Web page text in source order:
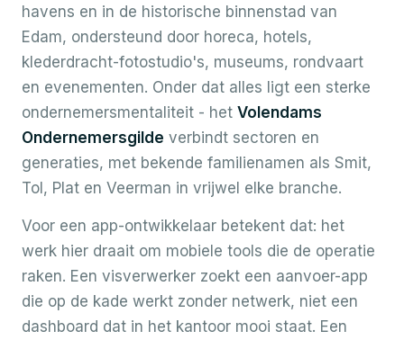
havens en in de historische binnenstad van
Edam, ondersteund door horeca, hotels,
klederdracht-fotostudio's, museums, rondvaart
en evenementen. Onder dat alles ligt een sterke
ondernemersmentaliteit - het Volendams
Ondernemersgilde verbindt sectoren en
generaties, met bekende familienamen als Smit,
Tol, Plat en Veerman in vrijwel elke branche.
Voor een app-ontwikkelaar betekent dat: het
werk hier draait om mobiele tools die de operatie
raken. Een visverwerker zoekt een aanvoer-app
die op de kade werkt zonder netwerk, niet een
dashboard dat in het kantoor mooi staat. Een